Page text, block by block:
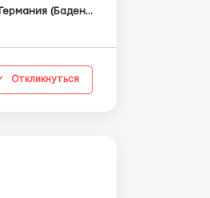
Германия (Баден-Вюртемберг)
Откликнуться